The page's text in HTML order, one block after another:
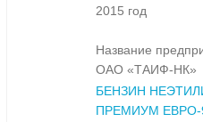
2015 год
Название
ОАО «ТАИФ-НК»
БЕНЗИН
ПРЕМИУМ ЕВРО-